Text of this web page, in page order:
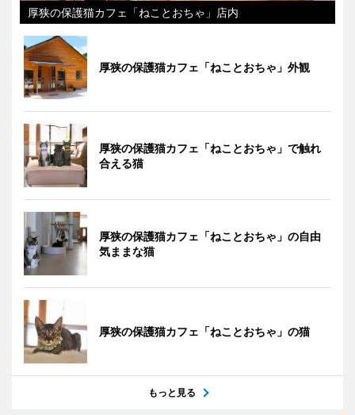
厚狭の保護猫カフェ「ねことおちゃ」店内
厚狭の保護猫カフェ「ねことおちゃ」外観
厚狭の保護猫カフェ「ねことおちゃ」で触れ
合える猫
厚狭の保護猫カフェ「ねことおちゃ」の自由
気ままな猫
厚狭の保護猫カフェ「ねことおちゃ」の猫
もっと見る